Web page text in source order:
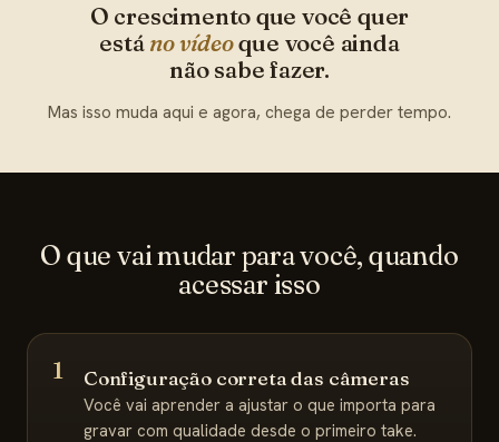
O crescimento que você quer
está no vídeoque você ainda
não sabe fazer.
Mas isso muda aqui e agora, chega de perder tempo.
O que vai mudar para você, quando
acessar isso
1 Configuração correta das câmeras
Você vai aprender a ajustar o que importa para
gravar com qualidade desde o primeiro take.